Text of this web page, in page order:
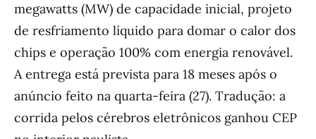
megawatts (MW) de capacidade inicial, projeto
de resfriamento líquido para domar o calor dos
chips e operação 100% com energia renovável.
A entrega está prevista para 18 meses após o
anúncio feito na quarta-feira (27). Tradução: a
corrida pelos cérebros eletrônicos ganhou CEP